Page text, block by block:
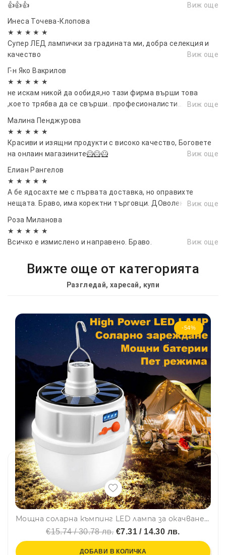
👍👍👍
Виж още
Инеса Точева-Клопова
★ ★ ★ ★ ★
Супер ЛЕД лампички за градината ми, добра селекция и
качество
Виж още
Г-н Яко Вакрилов
★ ★ ★ ★ ★
не искам никой да ообидя,но тази фирма върши това
,което трябва да се свърши.. професионалисти...
радвам че ви има..10/10...
Виж още
Малина Пенджурова
★ ★ ★ ★ ★
Красиви и изящни продукти с високо качество, Боговете
на онлаин магазините🦸🦸🦸
Виж още
Елиан Рангелов
★ ★ ★ ★ ★
А бе ядосахте ме с първата доставка, но оправихте
нещата. Браво, има коректни търговци. ДОволен съм от
Виж още
Роза Миланова
★ ★ ★ ★ ★
Всичко е измислено и направено. Браво.
Виж още
Вижте още от категорията
Разгледай, харесай, купи
-54%
Мощна соларна къмпинг LED лампа за окачване Т2022 с пет режима на светене, BFO
€15.74 / 30.78 лв.€7.31 / 14.30 лв.
ДОБАВИ В КОЛИЧКА